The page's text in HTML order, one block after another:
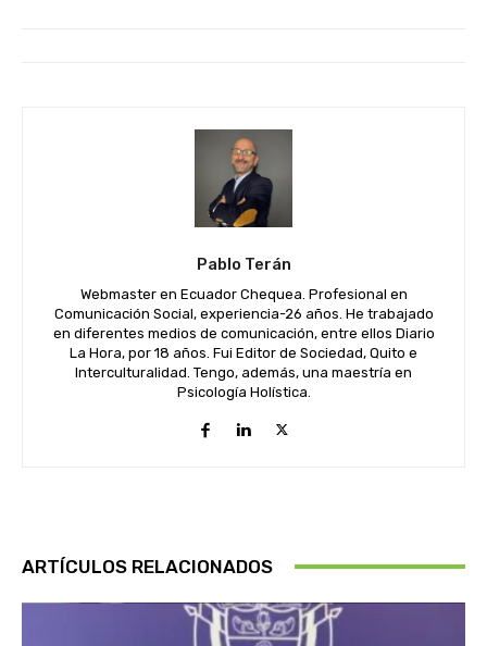
Pablo Terán
Webmaster en Ecuador Chequea. Profesional en
Comunicación Social, experiencia-26 años. He trabajado
en diferentes medios de comunicación, entre ellos Diario
La Hora, por 18 años. Fui Editor de Sociedad, Quito e
Interculturalidad. Tengo, además, una maestría en
Psicología Holística.
ARTÍCULOS RELACIONADOS